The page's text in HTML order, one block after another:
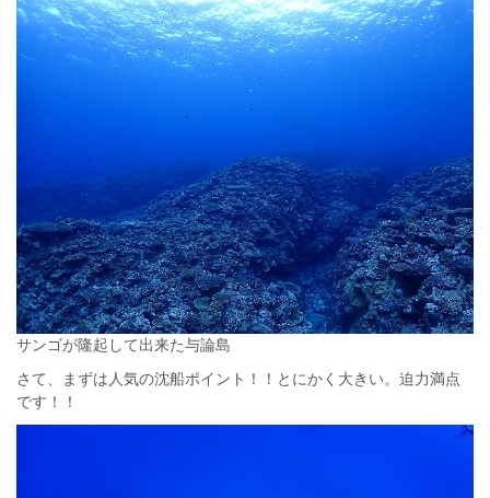
サンゴが隆起して出来た与論島
さて、まずは人気の沈船ポイント！！とにかく大きい。迫力満点
です！！